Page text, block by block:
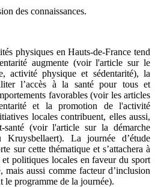
des connaissances.
physiques en Hauts-de-France tend
augmente (voir l'article sur le
activité physique et sédentarité), la
l’accès à la santé pour tous et
favorables (voir les articles
et la promotion de l'activité
locales contribuent, elles aussi,
santé (voir l'article sur la démarche
La journée d’étude
sur cette thématique et s’attachera à
politiques locales en faveur du sport
mais aussi comme facteur d’inclusion
programme de la journée).